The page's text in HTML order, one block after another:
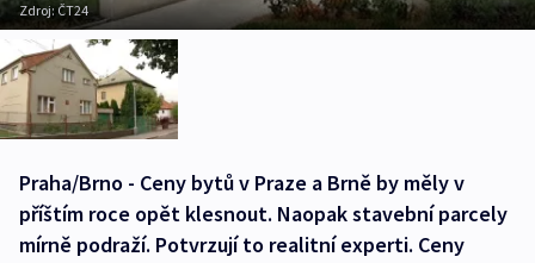
Zdroj:ČT24
Praha/Brno - Ceny bytů v Praze a Brně by měly v
příštím roce opět klesnout. Naopak stavební parcely
mírně podraží. Potvrzují to realitní experti. Ceny